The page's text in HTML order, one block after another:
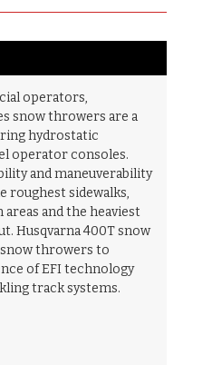
operators,
snow throwers are a
hydrostatic
operator consoles.
and maneuverability
roughest sidewalks,
and the heaviest
Husqvarna 400T snow
throwers to
of EFI technology
track systems.